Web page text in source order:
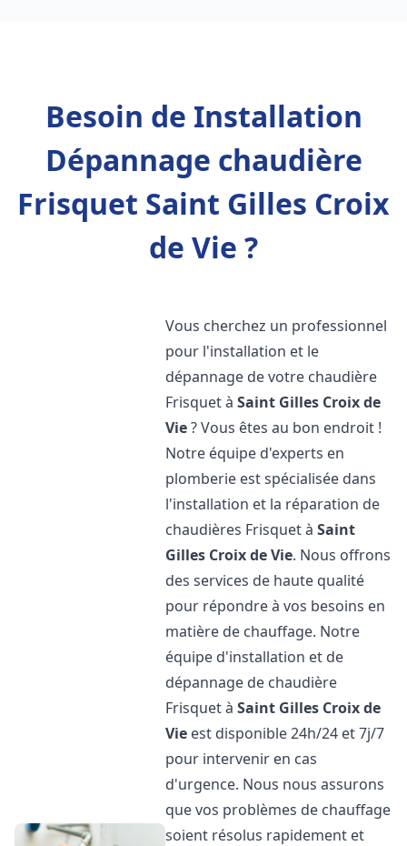
Besoin de Installation
Dépannage chaudière
Frisquet Saint Gilles Croix
de Vie ?
Vous cherchez un professionnel
pour l'installation et le
dépannage de votre chaudière
Frisquet àSaint Gilles Croix de
Vie? Vous êtes au bon endroit !
Notre équipe d'experts en
plomberie est spécialisée dans
l'installation et la réparation de
chaudières Frisquet àSaint
Gilles Croix de Vie. Nous offrons
des services de haute qualité
pour répondre à vos besoins en
matière de chauffage. Notre
équipe d'installation et de
dépannage de chaudière
Frisquet àSaint Gilles Croix de
Vie est disponible 24h/24 et 7j/7
pour intervenir en cas
d'urgence. Nous nous assurons
que vos problèmes de chauffage
soient résolus rapidement et